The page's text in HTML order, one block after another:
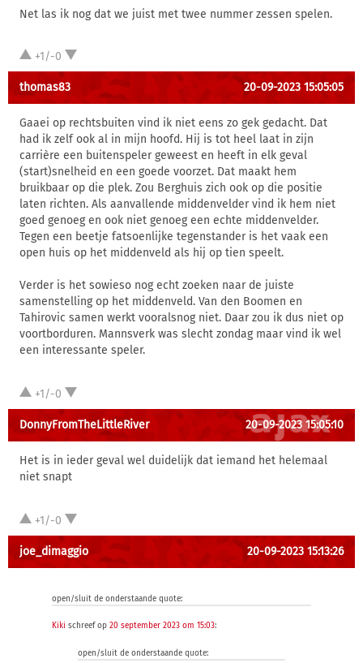
Net las ik nog dat we juist met twee nummer zessen spelen.
+1/-0
thomas83 20-09-2023 15:05:05
Gaaei op rechtsbuiten vind ik niet eens zo gek gedacht. Dat
had ik zelf ook al in mijn hoofd. Hij is tot heel laat in zijn
carrière een buitenspeler geweest en heeft in elk geval
(start)snelheid en een goede voorzet. Dat maakt hem
bruikbaar op die plek. Zou Berghuis zich ook op die positie
laten richten. Als aanvallende middenvelder vind ik hem niet
goed genoeg en ook niet genoeg een echte middenvelder.
Tegen een beetje fatsoenlijke tegenstander is het vaak een
open huis op het middenveld als hij op tien speelt.
Verder is het sowieso nog echt zoeken naar de juiste
samenstelling op het middenveld. Van den Boomen en
Tahirovic samen werkt vooralsnog niet. Daar zou ik dus niet op
voortborduren. Mannsverk was slecht zondag maar vind ik wel
een interessante speler.
+1/-0
DonnyFromTheLittleRiver 20-09-2023 15:05:10
Het is in ieder geval wel duidelijk dat iemand het helemaal
niet snapt
+1/-0
joe_dimaggio 20-09-2023 15:13:26
open/sluit de onderstaande quote:
Kiki schreef op 20 september 2023 om 15:03:
open/sluit de onderstaande quote: